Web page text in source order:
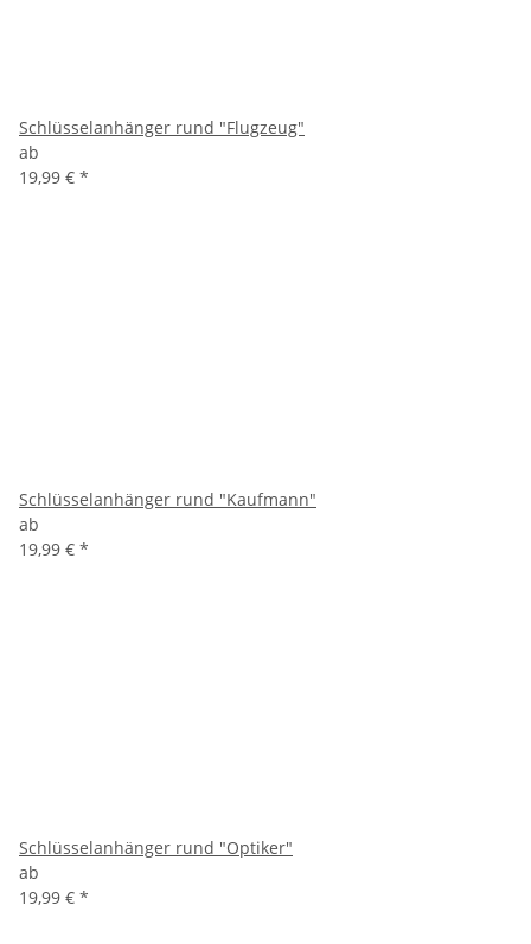
Schlüsselanhänger rund "Flugzeug"
ab
19,99 € *
Schlüsselanhänger rund "Kaufmann"
ab
19,99 € *
Schlüsselanhänger rund "Optiker"
ab
19,99 € *